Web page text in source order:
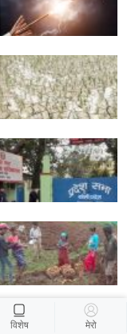
विशेष मेरो